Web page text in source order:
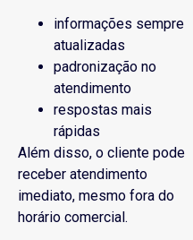
informações sempre
atualizadas
padronização no
atendimento
respostas mais
rápidas
Além disso, o cliente pode
receber atendimento
imediato, mesmo fora do
horário comercial.